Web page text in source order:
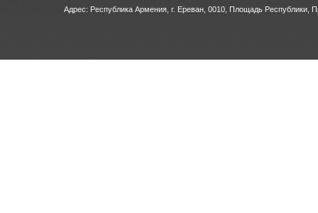
Адрес: Республика Армения, г. Ереван, 0010, Площадь Республики,